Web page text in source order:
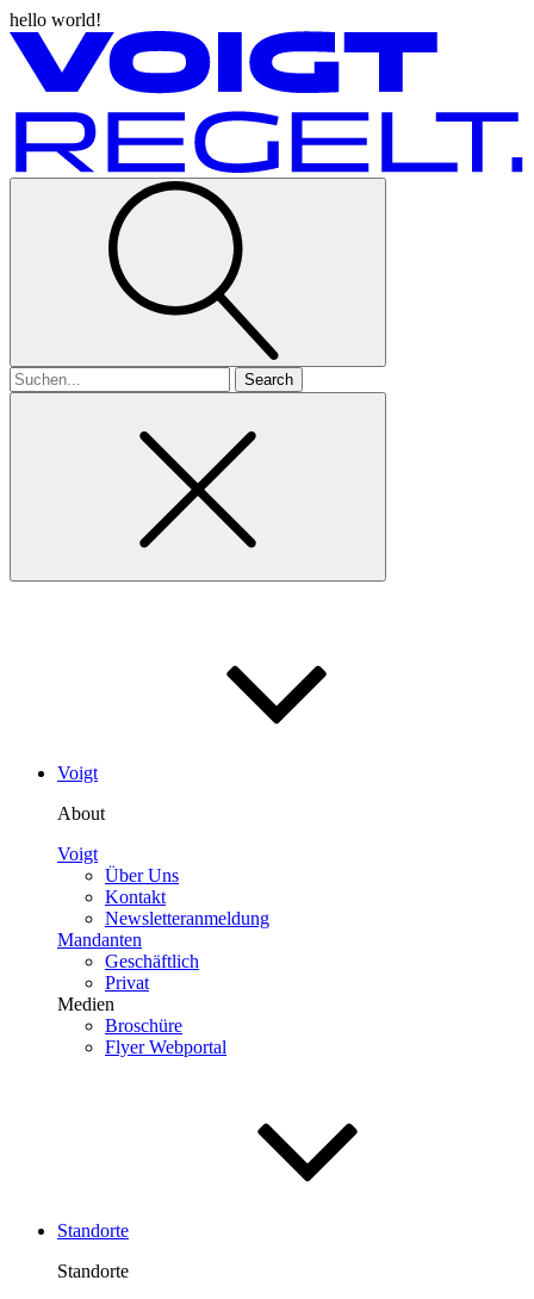
hello world!
Search
for
Voigt
About
Voigt
Über Uns
Kontakt
Newsletteranmeldung
Mandanten
Geschäftlich
Privat
Medien
Broschüre
Flyer Webportal
Standorte
Standorte